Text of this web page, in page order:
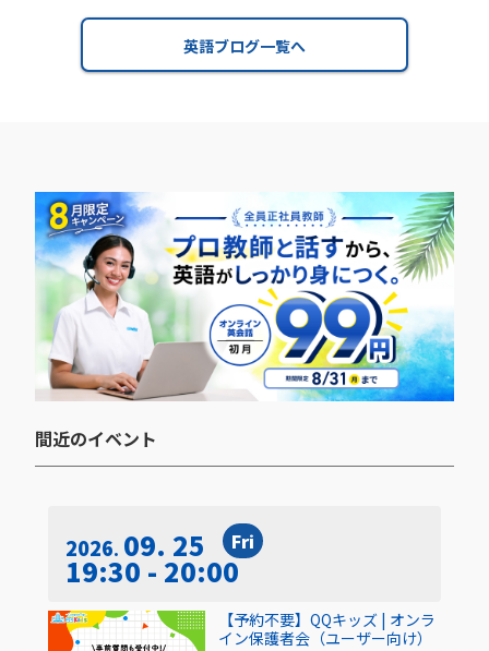
英語ブログ一覧へ
間近のイベント​
2026 09. 25 Fri
19:30 - 20:00
【予約不要】QQキッズ | オンラ
イン保護者会（ユーザー向け）